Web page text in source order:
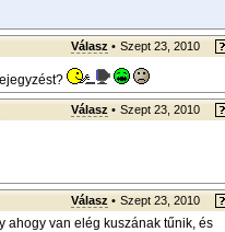
Válasz • Szept 23, 2010
Válasz • Szept 23, 2010
Válasz • Szept 23, 2010
ahogy van elég kuszának tűnik, és